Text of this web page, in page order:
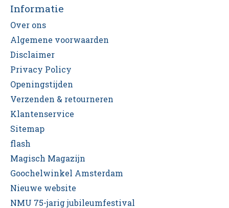
Informatie
Over ons
Algemene voorwaarden
Disclaimer
Privacy Policy
Openingstijden
Verzenden & retourneren
Klantenservice
Sitemap
flash
Magisch Magazijn
Goochelwinkel Amsterdam
Nieuwe website
NMU 75-jarig jubileumfestival